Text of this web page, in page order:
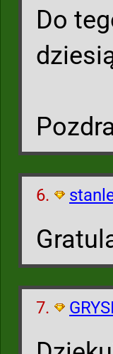
Do
6.
7.